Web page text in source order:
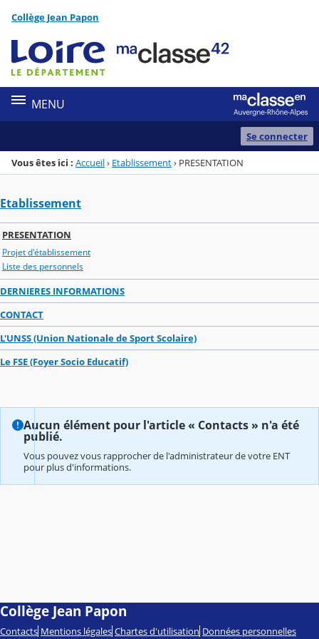
Menu de la rubrique
Contenu
Collège Jean Papon
MENU
Se connecter
Vous êtes ici : Accueil› Etablissement› PRESENTATION
Etablissement
PRESENTATION
Projet d'établissement
Liste des personnels
DERNIERES INFORMATIONS
CONTACT
L'UNSS (Union Nationale de Sport Scolaire)
Le FSE (Foyer Socio Educatif)
Aucun élément pour l'article « Contacts » n'a été
publié.
Vous pouvez vous rapprocher de l'administrateur de votre ENT
pour plus d'informations.
Collège Jean Papon
Contacts Mentions légales Chartes d'utilisation Données personnelles